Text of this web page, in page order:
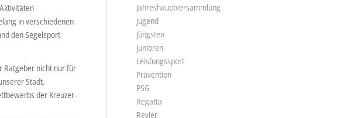
in verschiedenen
den Segelsport
Ratgeber nicht nur für
Stadt.
der Kreuzer-
Jahreshauptversammlung
Jugend
Jüngsten
Junioren
Leistungssport
Prävention
PSG
Regatta
Revier